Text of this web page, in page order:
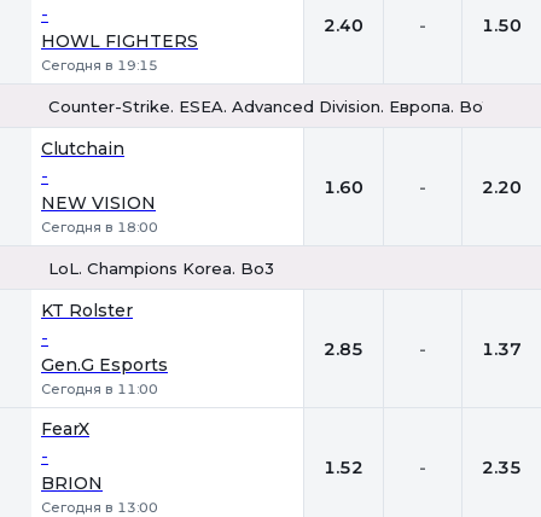
-
HOWL FIGHTERS
Сегодня в 19:15
2.40 - 1.50
Counter-Strike. ESEA. Advanced Division. Европа. Bo1
Clutchain
-
NEW VISION
Сегодня в 18:00
1.60 - 2.20
LoL. Champions Korea. Bo3
KT Rolster
-
Gen.G Esports
Сегодня в 11:00
2.85 - 1.37
FearX
-
BRION
Сегодня в 13:00
1.52 - 2.35